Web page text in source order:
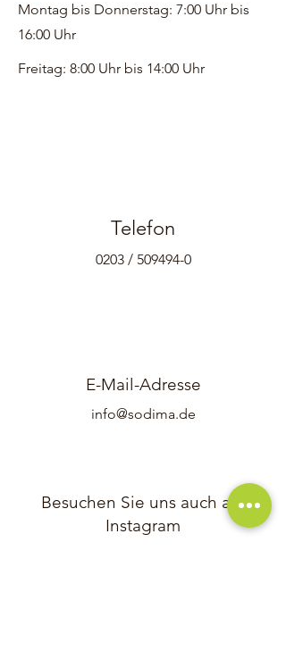
Montag bis Donnerstag: 7:00 Uhr bis
16:00 Uhr
Freitag: 8:00 Uhr bis 14:00 Uhr
Telefon
0203 / 509494-0
E-Mail-Adresse
info@sodima.de
Besuchen Sie uns auch auf
Instagram